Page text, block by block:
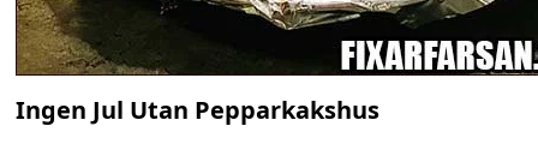
Ingen Jul Utan Pepparkakshus